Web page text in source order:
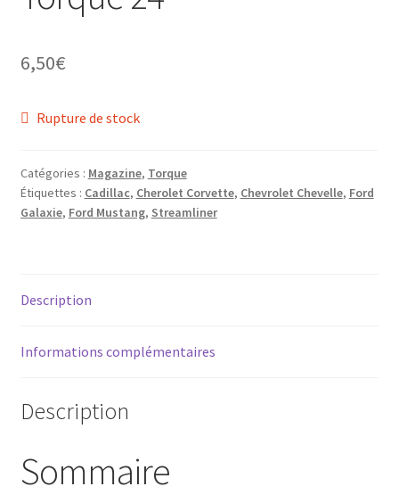
6,50€
Rupture de stock
Catégories : Magazine, Torque
Étiquettes : Cadillac, Cherolet Corvette, Chevrolet Chevelle, Ford
Galaxie, Ford Mustang, Streamliner
Description
Informations complémentaires
Description
Sommaire